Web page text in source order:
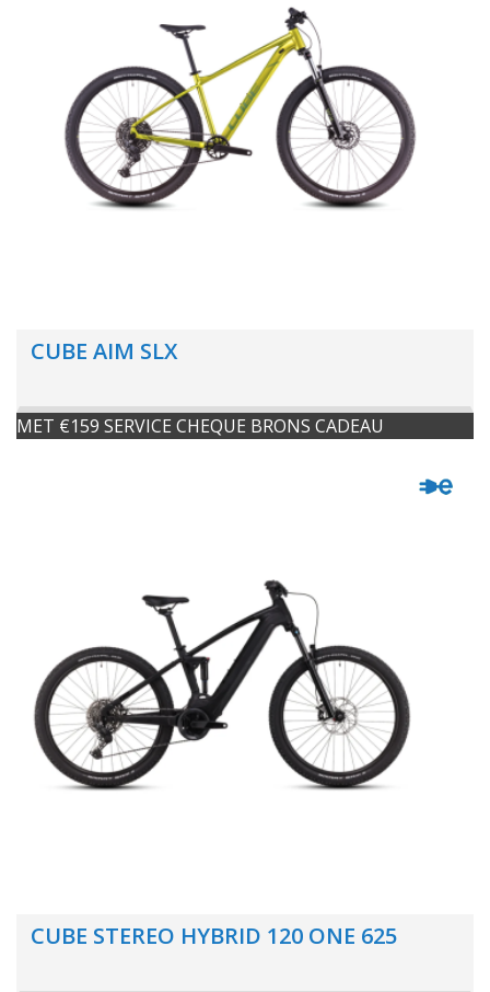
CUBE AIM SLX
MET €159 SERVICE CHEQUE BRONS CADEAU
CUBE STEREO HYBRID 120 ONE 625